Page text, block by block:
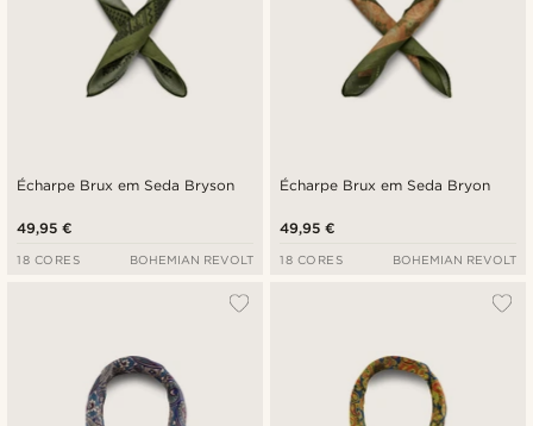
Écharpe Brux em Seda Bryson
49,95 €
18 CORES BOHEMIAN REVOLT
Écharpe Brux em Seda Bryon
49,95 €
18 CORES BOHEMIAN REVOLT